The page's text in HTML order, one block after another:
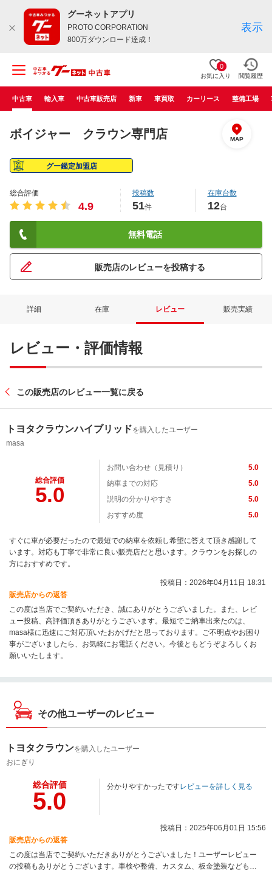
グーネットアプリ
PROTO CORPORATION
800万ダウンロード達成！
表示
0
お気に入り 閲覧履歴
中古車 輸入車 中古車販売店 新車 車買取 カーリース 整備工場
ボイジャー クラウン専門店 MAP
グー鑑定加盟店
総合評価
4.9
投稿数
51件
在庫台数
12台
無料電話
販売店のレビューを投稿する
詳細 在庫 レビュー 販売実績
レビュー・評価情報
この販売店のレビュー一覧に戻る
トヨタクラウンハイブリッドを購入したユーザー
masa
総合評価
5.0
お問い合わせ（見積り）
5.0
納車までの対応
5.0
説明の分かりやすさ
5.0
おすすめ度
5.0
すぐに車が必要だったので最短での納車を依頼し希望に答えて頂き感謝して
います。対応も丁寧で非常に良い販売店だと思います。クラウンをお探しの
方におすすめです。
投稿日：2026年04月11日 18:31
販売店からの返答
この度は当店でご契約いただき、誠にありがとうございました。また、レビ
ュー投稿、高評価頂きありがとうございます。最短でご納車出来たのは、
masa様に迅速にご対応頂いたおかげだと思っております。ご不明点やお困り
事がございましたら、お気軽にお電話ください。今後ともどうぞよろしくお
願いいたします。
その他ユーザーのレビュー
トヨタクラウンを購入したユーザー
おにぎり
総合評価
5.0
分かりやすかったですレビューを詳しく見る
投稿日：2025年06月01日 15:56
販売店からの返答
この度は当店でご契約いただきありがとうございました！ユーザーレビュー
の投稿もありがとうございます。車検や整備、カスタム、板金塗装なども承